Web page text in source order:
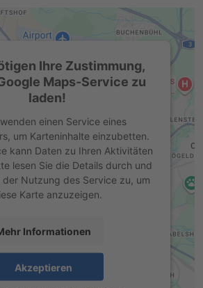
Ihre Zustimmung,
Maps-Service zu
laden!
einen Service eines
um Karteninhalte einzubetten.
kann Daten zu Ihren Aktivitäten
lesen Sie die Details durch und
der Nutzung des Service zu, um
Karte anzuzeigen.
Informationen
Akzeptieren